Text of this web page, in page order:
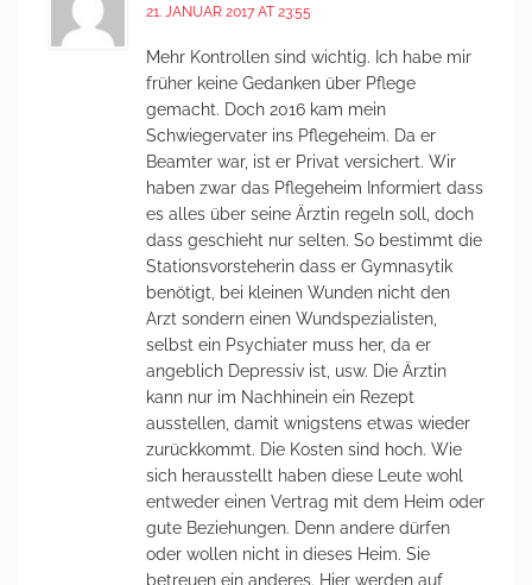
21. JANUAR 2017 AT 23:55
Mehr Kontrollen sind wichtig. Ich habe mir
früher keine Gedanken über Pflege
gemacht. Doch 2016 kam mein
Schwiegervater ins Pflegeheim. Da er
Beamter war, ist er Privat versichert. Wir
haben zwar das Pflegeheim Informiert dass
es alles über seine Ärztin regeln soll, doch
dass geschieht nur selten. So bestimmt die
Stationsvorsteherin dass er Gymnasytik
benötigt, bei kleinen Wunden nicht den
Arzt sondern einen Wundspezialisten,
selbst ein Psychiater muss her, da er
angeblich Depressiv ist, usw. Die Ärztin
kann nur im Nachhinein ein Rezept
ausstellen, damit wnigstens etwas wieder
zurückkommt. Die Kosten sind hoch. Wie
sich herausstellt haben diese Leute wohl
entweder einen Vertrag mit dem Heim oder
gute Beziehungen. Denn andere dürfen
oder wollen nicht in dieses Heim. Sie
betreuen ein anderes. Hier werden auf